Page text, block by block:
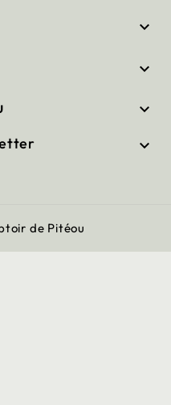




de Pitéou